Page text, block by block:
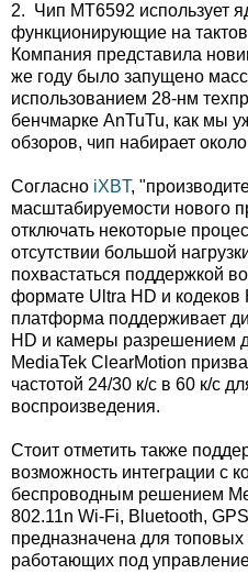
2. Чип MT6592 использует
функционирующие на
Компания представила
же году было запущено
использованием 28-нм
бенчмарке AnTuTu, как мы
обзоров, чип набирает
Согласно iXBT,
масштабируемости нового
отключать некоторые
отсутствии большой
похвастаться поддержкой
формате Ultra HD и кодеков
платформа поддерживает
HD и камеры разрешением
MediaTek ClearMotion
частотой 24/30 к/с в 60 к/с
воспроизведения.
Стоит отметить также
возможность интеграции с
беспроводным решением
802.11n Wi-Fi, Bluetooth,
предназначена для
работающих под